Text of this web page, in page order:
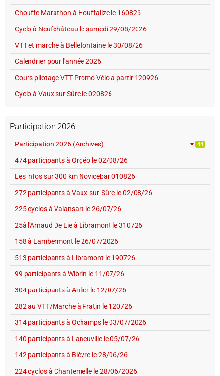
Chouffe Marathon à Houffalize le 160826
Cyclo à Neufchâteau le samedi 29/08/2026
VTT et marche à Bellefontaine le 30/08/26
Calendrier pour l'année 2026
Cours pilotage VTT Promo Vélo a partir 120926
Cyclo à Vaux sur Sûre le 020826
Participation 2026
Participation 2026 (Archives) 44
474 participants à Orgéo le 02/08/26
Les infos sur 300 km Novicebar 010826
272 participants à Vaux-sur-Sûre le 02/08/26
225 cyclos à Valansart le 26/07/26
25à l'Arnaud De Lie à Libramont le 310726
158 à Lambermont le 26/07/2026
513 participants à Libramont le 190726
99 participants à Wibrin le 11/07/26
304 participants à Anlier le 12/07/26
282 au VTT/Marche à Fratin le 120726
314 participants à Ochamps le 03/07/2026
140 participants à Laneuville le 05/07/26
142 participants à Bièvre le 28/06/26
224 cyclos à Chantemelle le 28/06/2026